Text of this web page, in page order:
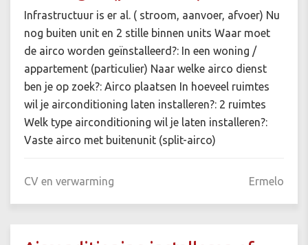
Infrastructuur is er al. ( stroom, aanvoer, afvoer) Nu
nog buiten unit en 2 stille binnen units Waar moet
de airco worden geïnstalleerd?: In een woning /
appartement (particulier) Naar welke airco dienst
ben je op zoek?: Airco plaatsen In hoeveel ruimtes
wil je airconditioning laten installeren?: 2 ruimtes
Welk type airconditioning wil je laten installeren?:
Vaste airco met buitenunit (split-airco)
CV en verwarming Ermelo